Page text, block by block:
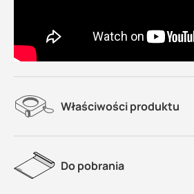
Właściwości produktu
Do pobrania